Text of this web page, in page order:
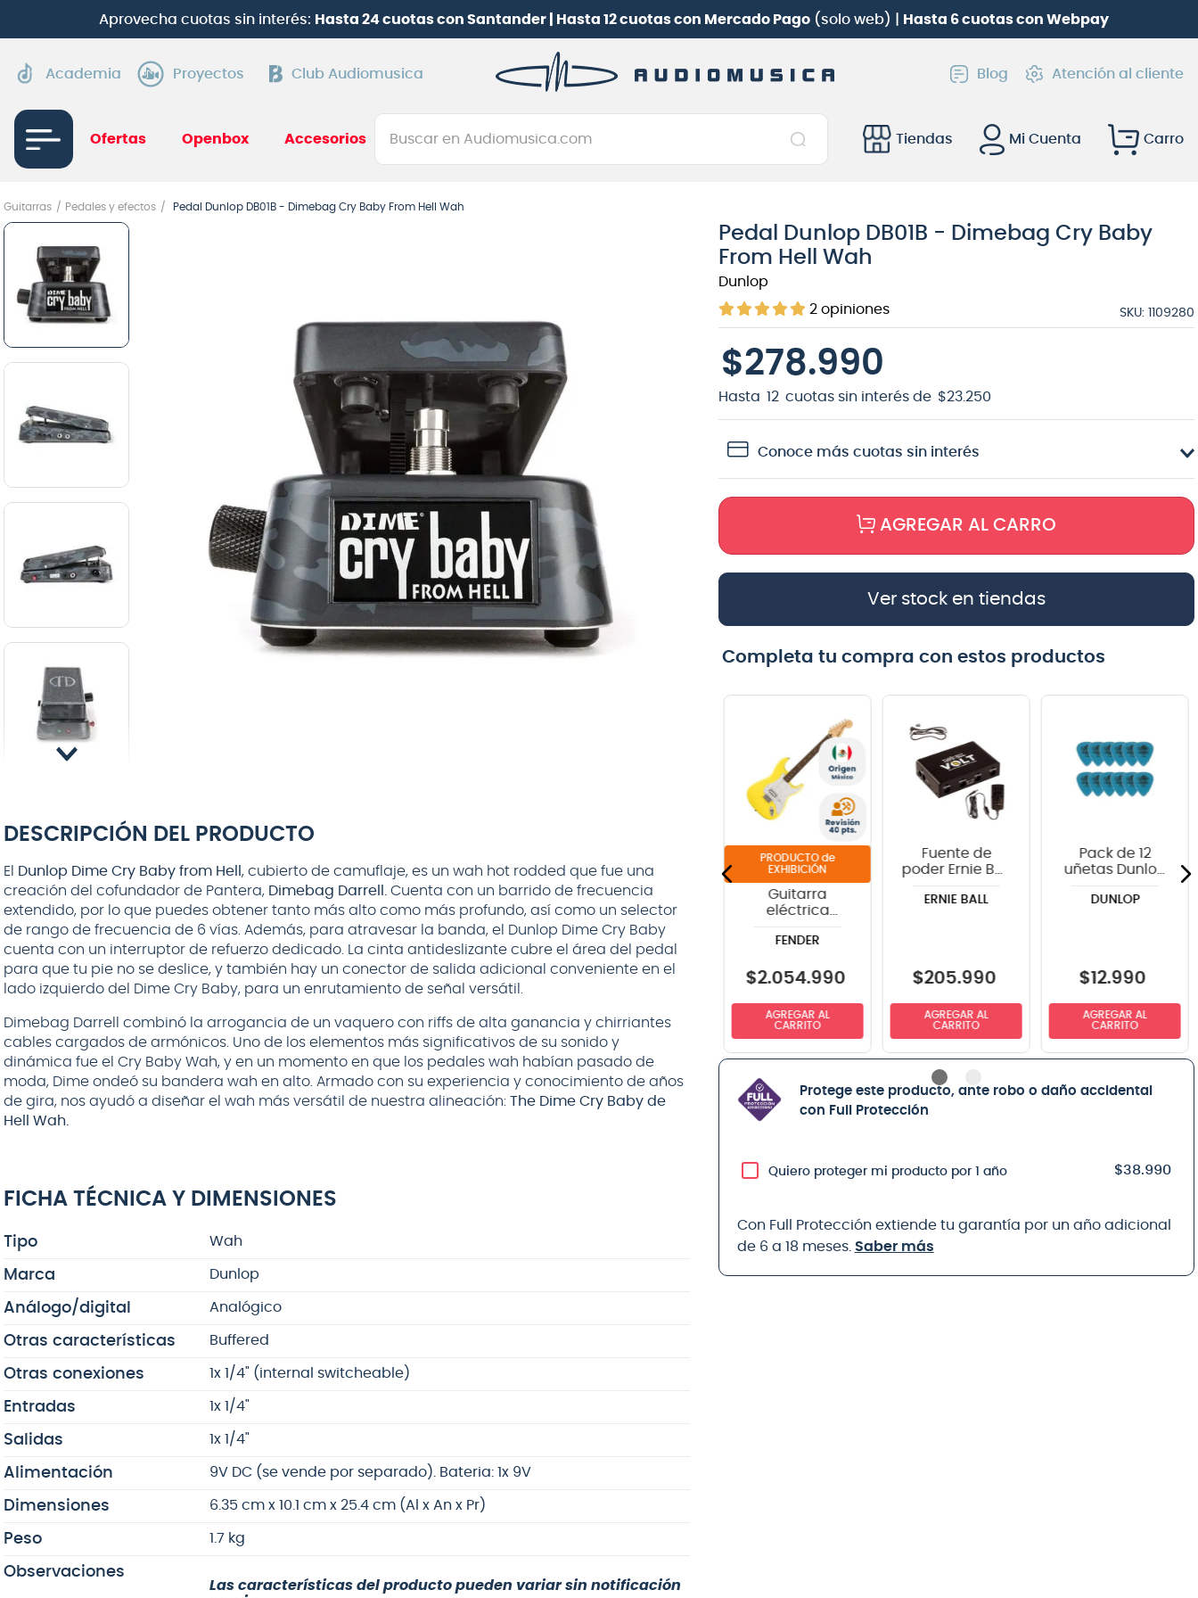
Aprovecha cuotas sin interés: Hasta 24 cuotas con Santander | Hasta 12 cuotas con Mercado Pago(solo web) | Hasta 6 cuotas con Webpay
Academia Proyectos Club Audiomusica Blog Atención al cliente
Ofertas Openbox Accesorios
Buscar en Audiomusica.com
Tiendas
Mi Cuenta
Guitarras Pedales y efectos Pedal Dunlop DB01B - Dimebag Cry Baby From Hell Wah
DESCRIPCIÓN DEL PRODUCTO
El Dunlop Dime Cry Baby from Hell , cubierto de camuflaje, es un wah hot rodded que fue una
creación del cofundador de Pantera, Dimebag Darrell.
Cuenta con un barrido de frecuencia
extendido, por lo que puedes obtener tanto más alto como más profundo, así como un selector
de rango de frecuencia de 6 vías. Además, para atravesar la banda, el Dunlop Dime Cry Baby
cuenta con un interruptor de refuerzo dedicado. La cinta antideslizante cubre el área del pedal
para que tu pie no se deslice, y también hay un conector de salida adicional conveniente en el
lado izquierdo del Dime Cry Baby, para un enrutamiento de señal versátil.
Dimebag Darrell combinó la arrogancia de un vaquero con riffs de alta ganancia y chirriantes
cables cargados de armónicos. Uno de los elementos más significativos de su sonido y
dinámica fue el Cry Baby Wah, y en un momento en que los pedales wah habían pasado de
moda, Dime ondeó su bandera wah en alto. Armado con su experiencia y conocimiento de años
de gira, nos ayudó a diseñar el wah más versátil de nuestra alineación: The Dime Cry Baby de
Hell Wah.
FICHA TÉCNICA Y DIMENSIONES
Tipo Wah
Marca Dunlop
Análogo/digital Analógico
Otras características Buffered
Otras conexiones 1x 1/4" (internal switcheable)
Entradas 1x 1/4"
Salidas 1x 1/4"
Alimentación 9V DC (se vende por separado). Bateria: 1x 9V
Dimensiones 6.35 cm x 10.1 cm x 25.4 cm (Al x An x Pr)
Peso 1.7 kg
Observaciones
Las características del producto pueden variar sin notificación
Pedal Dunlop DB01B - Dimebag Cry Baby
From Hell Wah
Dunlop
2 opiniones SKU: 1109280
$278.990
Hasta 12 cuotas sin interés de $23. 250
Conoce más cuotas sin interés
AGREGAR AL CARRO
Ver stock en tiendas
Completa tu compra con estos productos
$12. 990
AGREGAR AL
CARRITO
$32.990
NO DISPONIBLE NO DISPONIBLE
de
EXHIBICIÓN
Guitarra
eléctrica
DeLonge
Graffiti Yellow
FENDER
$2.054.990
AGREGAR AL
CARRITO
Fuente de
poder Ernie Ball
ERNIE BALL
$205.990
AGREGAR AL
CARRITO
Pack de 12
uñetas Dunlop
DUNLOP
$12.990
AGREGAR AL
CARRITO
Protege este producto, ante robo o daño accidental
con Full Protección
Quiero proteger mi producto por 1 año $38.990
Con Full Protección extiende tu garantía por un año adicional
de 6 a 18 meses. Saber más
1.
guitarra electrica
amplificador
.
teclado
7.
guitarra
8
micrófono
bateria
violin